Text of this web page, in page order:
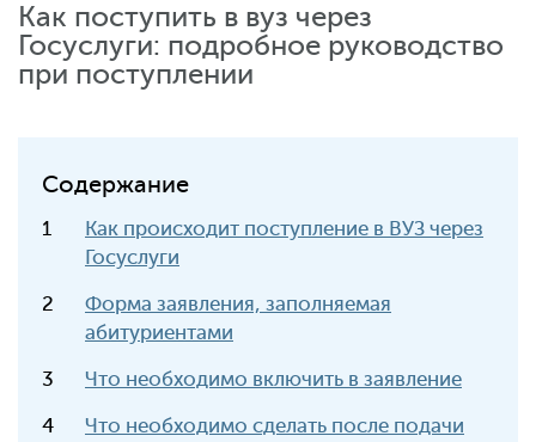
Как поступить в вуз через
Госуслуги: подробное руководство
при поступлении
Содержание
Как происходит поступление в ВУЗ через
Госуслуги
Форма заявления, заполняемая
абитуриентами
Что необходимо включить в заявление
Что необходимо сделать после подачи